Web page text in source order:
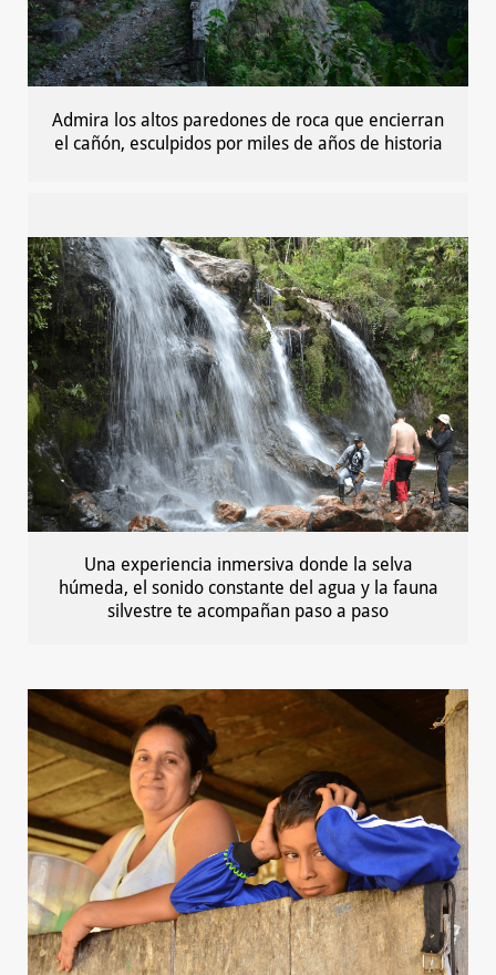
Admira los altos paredones de roca que encierran
el cañón, esculpidos por miles de años de historia
Una experiencia inmersiva donde la selva
húmeda, el sonido constante del agua y la fauna
silvestre te acompañan paso a paso